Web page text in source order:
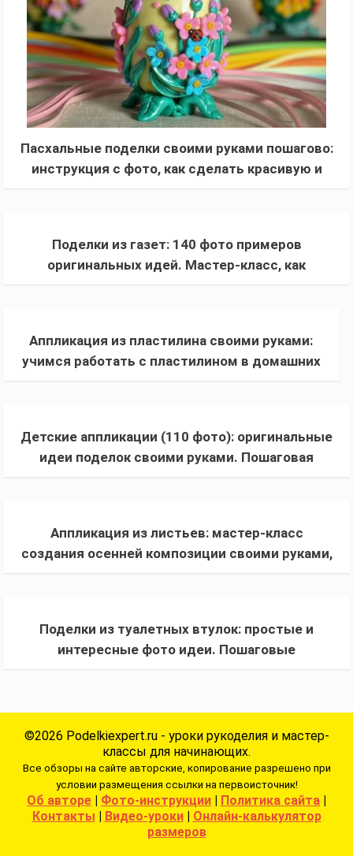
Пасхальные поделки своими руками пошагово:
инструкция с фото, как сделать красивую и
Поделки из газет: 140 фото примеров
оригинальных идей. Мастер-класс, как
Аппликация из пластилина своими руками:
учимся работать с пластилином в домашних
Детские аппликации (110 фото): оригинальные
идеи поделок своими руками. Пошаговая
Аппликация из листьев: мастер-класс
создания осенней композиции своими руками,
Поделки из туалетных втулок: простые и
интересные фото идеи. Пошаговые
©2026 Podelkiexpert.ru - уроки рукоделия и мастер-
классы для начинающих.
Все обзоры на сайте авторские, копирование разрешено при
условии размещения ссылки на первоисточник!
Об авторе | Фото-инструкции | Политика сайта |
Контакты | Видео-уроки| Онлайн-калькулятор
размеров